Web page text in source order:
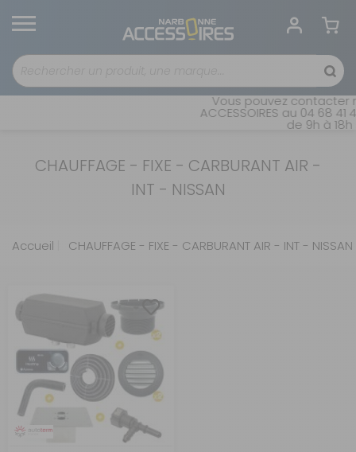
Vous pouvez contacter
ACCESSOIRES au 04 68
de 9h à
CHAUFFAGE - FIXE - CARBURANT AIR -
INT - NISSAN
Accueil CHAUFFAGE - FIXE - CARBURANT AIR - INT - NISSAN